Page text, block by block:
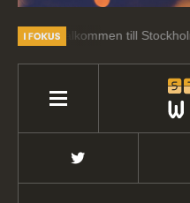
till Stockholm Weekly: